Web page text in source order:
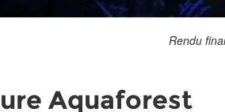
Rendu final
Aquaforest